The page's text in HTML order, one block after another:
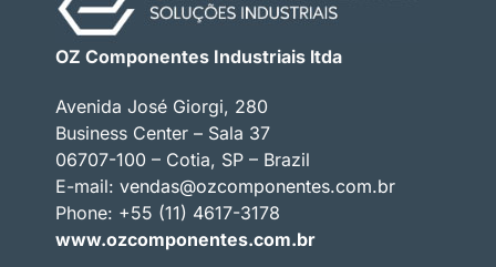
OZ Componentes Industriais ltda
Avenida José Giorgi, 280
Business Center – Sala 37
06707-100 – Cotia, SP – Brazil
E-mail: vendas@ozcomponentes.com.br
Phone: +55 (11) 4617-3178
www.ozcomponentes.com.br